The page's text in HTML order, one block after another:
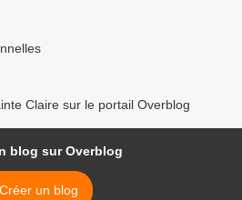
Claire sur le portail Overblog
blog sur Overblog
Créer un blog